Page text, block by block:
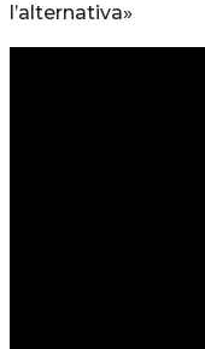
l’alternativa»